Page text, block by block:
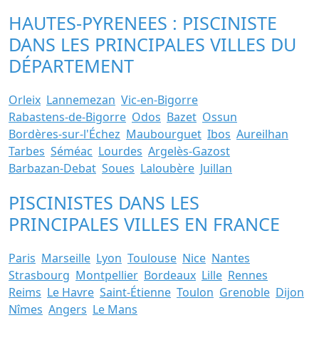
HAUTES-PYRENEES : PISCINISTE
DANS LES PRINCIPALES VILLES DU
DÉPARTEMENT
Orleix Lannemezan Vic-en-Bigorre
Rabastens-de-Bigorre Odos Bazet Ossun
Bordères-sur-l'Échez Maubourguet Ibos Aureilhan
Tarbes Séméac Lourdes Argelès-Gazost
Barbazan-Debat Soues Laloubère Juillan
PISCINISTES DANS LES
PRINCIPALES VILLES EN FRANCE
Paris Marseille Lyon Toulouse Nice Nantes
Strasbourg Montpellier Bordeaux Lille Rennes
Reims Le Havre Saint-Étienne Toulon Grenoble Dijon
Nîmes Angers Le Mans